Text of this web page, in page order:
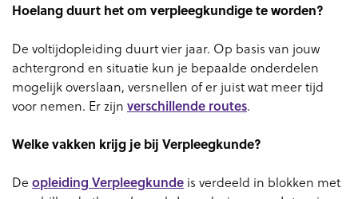
Hoelang duurt het om verpleegkundige te worden?
De voltijdopleiding duurt vier jaar. Op basis van jouw
achtergrond en situatie kun je bepaalde onderdelen
mogelijk overslaan, versnellen of er juist wat meer tijd
voor nemen. Er zijn verschillende routes.
Welke vakken krijg je bij Verpleegkunde?
De opleiding Verpleegkunde is verdeeld in blokken met